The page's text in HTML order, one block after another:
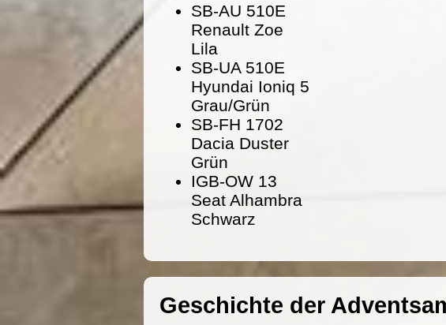
SB-AU 510E
Renault Zoe
Lila
SB-UA 510E
Hyundai Ioniq 5
Grau/Grün
SB-FH 1702
Dacia Duster
Grün
IGB-OW 13
Seat Alhambra
Schwarz
Geschichte der